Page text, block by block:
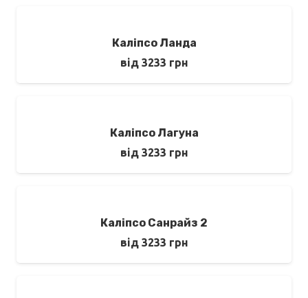
Каліпсо Ланда
від 3233 грн
Каліпсо Лагуна
від 3233 грн
Каліпсо Санрайз 2
від 3233 грн